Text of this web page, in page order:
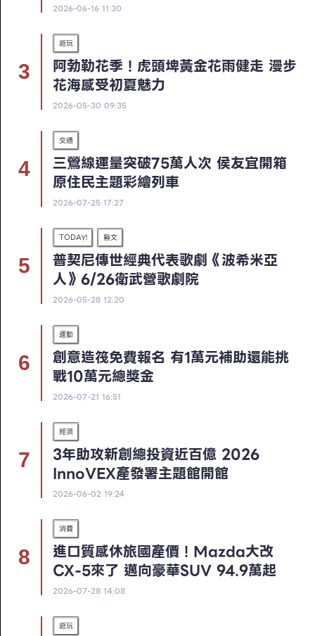
2026-06-16 11:30
遊玩
阿勃勒花季！虎頭埤黃金花雨健走 漫步
花海感受初夏魅力
2026-05-30 09:35
交通
三鶯線運量突破75萬人次 侯友宜開箱
原住民主題彩繪列車
2026-07-25 17:27
TODAY! 藝文
普契尼傳世經典代表歌劇《波希米亞
人》6/26衛武營歌劇院
2026-05-28 12:20
運動
創意造筏免費報名 有1萬元補助還能挑
戰10萬元總獎金
2026-07-21 16:51
經濟
3年助攻新創總投資近百億 2026
InnoVEX產發署主題館開館
2026-06-02 19:24
消費
進口質感休旅國產價！Mazda大改
CX-5來了 邁向豪華SUV 94.9萬起
2026-07-28 14:08
遊玩